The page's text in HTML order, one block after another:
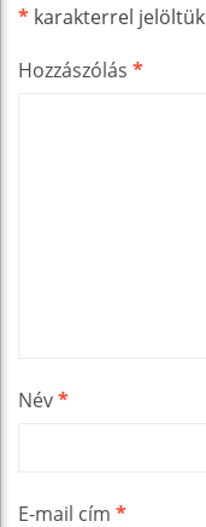
* karakterrel jelöltük
Hozzászólás *
Név*
E-mail cím *